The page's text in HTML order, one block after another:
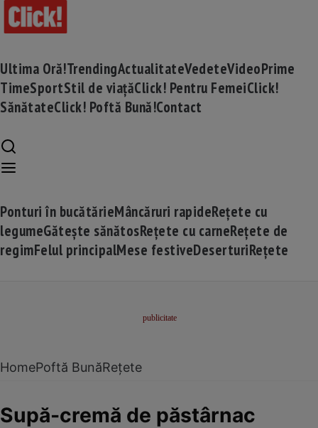
Ultima Oră!TrendingActualitateVedeteVideoPrime
TimeSportStil de viațăClick! Pentru FemeiClick!
SănătateClick! Poftă Bună!Contact
Ponturi în bucătărieMâncăruri rapideRețete cu
legumeGătește sănătosRețete cu carneRețete de
regimFelul principalMese festiveDeserturiRețete
HomePoftă BunăRețete
Supă-cremă de păstârnac